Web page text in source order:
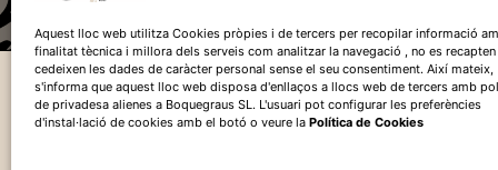
Aquest lloc web utilitza Cookies pròpies i de tercers per recopilar informació
finalitat tècnica i millora dels serveis com analitzar la navegació , no es recapten
cedeixen les dades de caràcter personal sense el seu consentiment. Així mateix,
s'informa que aquest lloc web disposa d'enllaços a llocs web de tercers amb
de privadesa alienes a Boquegraus SL. L'usuari pot configurar les preferències
d'instal·lació de cookies amb el botó o veure la Política de Cookies